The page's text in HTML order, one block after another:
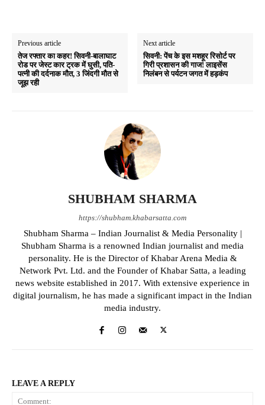
Previous article
तेज रफ्तार का कहर! सिवनी-बालाघाट
रोड पर जेस्ट कार ट्रक में घुसी, पति-
पत्नी की दर्दनाक मौत, 3 जिंदगी मौत से
जूझ रही
Next article
सिवनी: पेंच के इस मशहूर रिसोर्ट पर
गिरी प्रशासन की गाज! लाइसेंस
निलंबन से पर्यटन जगत में हड़कंप
SHUBHAM SHARMA
https://shubham.khabarsatta.com
Shubham Sharma – Indian Journalist & Media Personality |
Shubham Sharma is a renowned Indian journalist and media
personality. He is the Director of Khabar Arena Media &
Network Pvt. Ltd. and the Founder of Khabar Satta, a leading
news website established in 2017. With extensive experience in
digital journalism, he has made a significant impact in the Indian
media industry.
LEAVE A REPLY